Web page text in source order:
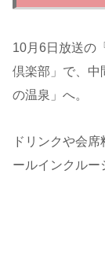
10月6日放送の
倶楽部」で、中
の温泉」へ。
ドリンクや会
ールインクルー